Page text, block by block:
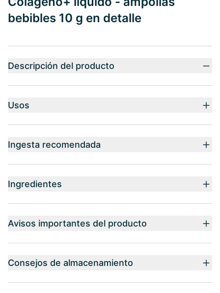
bebibles 10 g en detalle
Descripción del producto
Usos
Ingesta recomendada
Ingredientes
Avisos importantes del producto
Consejos de almacenamiento